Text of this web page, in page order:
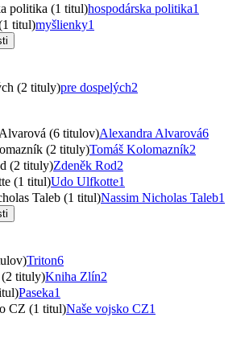
politika (1 titul)hospodárska politika1
titul)myšlienky1
(2 tituly)pre dospelých2
(6 titulov)Alexandra Alvarová6
(2 tituly)Tomáš Kolomazník2
(2 tituly)Zdeněk Rod2
(1 titul)Udo Ulfkotte1
Taleb (1 titul)Nassim Nicholas Taleb1
Triton6
tituly)Kniha Zlín2
Paseka1
CZ (1 titul)Naše vojsko CZ1